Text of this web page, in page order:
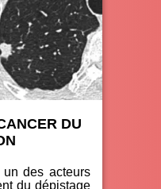
DU
un des acteurs
du dépistage